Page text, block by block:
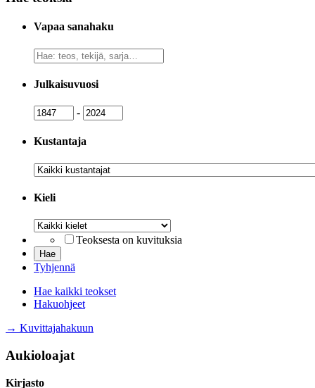
Vapaa sanahaku
Vapaa
sanahaku
Julkaisuvuosi
Julkaisuvuosi
- Julkaisuvuosi
Kustantaja
Kustantaja
Kieli
Kieli
Teoksesta on kuvituksia
Tyhjennä
Hae kaikki teokset
Hakuohjeet
→ Kuvittajahakuun
Aukioloajat
Kirjasto